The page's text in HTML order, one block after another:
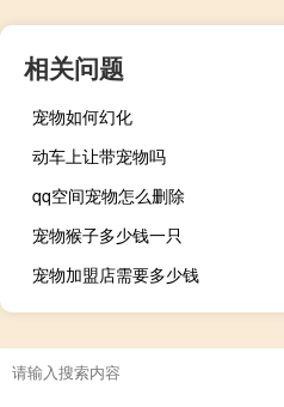
相关问题
宠物如何幻化
动车上让带宠物吗
qq空间宠物怎么删除
宠物猴子多少钱一只
宠物加盟店需要多少钱